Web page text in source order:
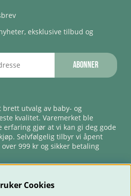
eksklusive tilbud og
Abonner
utvalg av baby- og
kvalitet. Varemerket ble
erfaring gjør at vi kan gi deg gode
Selvfølgelig tilbyr vi åpent
999 kr og sikker betaling
Cookies